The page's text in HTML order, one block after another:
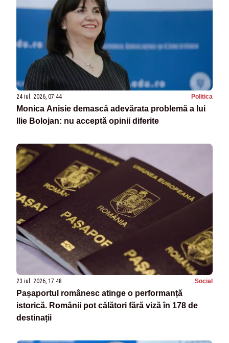
24 iul. 2026, 07:44 Politica
Monica Anisie demască adevărata problemă a lui
Ilie Bolojan: nu acceptă opinii diferite
23 iul. 2026, 17:48 Social
Pașaportul românesc atinge o performanță
istorică. Românii pot călători fără viză în 178 de
destinații